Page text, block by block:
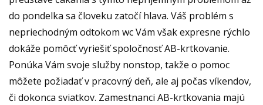
do pondelka sa človeku zatočí hlava. Váš problém s
nepriechodným odtokom wc Vám však expresne rýchlo
dokáže pomôcť vyriešiť spoločnosť AB-krtkovanie.
Ponúka Vám svoje služby nonstop, takže o pomoc
môžete požiadať v pracovný deň, ale aj počas víkendov,
či dokonca sviatkov. Zamestnanci AB-krtkovania majú